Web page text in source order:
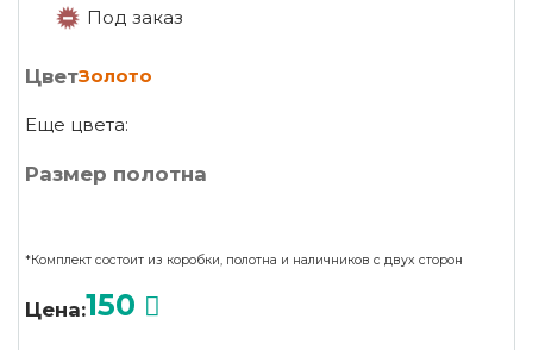
Под заказ
ЦветЗолото
Еще цвета:
Размер полотна
*Комплект состоит из коробки, полотна и наличников с двух сторон
Цена:150